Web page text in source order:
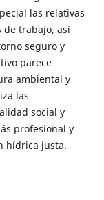
las relativas
de trabajo, así
seguro y
parece
ambiental y
las
social y
profesional y
hídrica justa.